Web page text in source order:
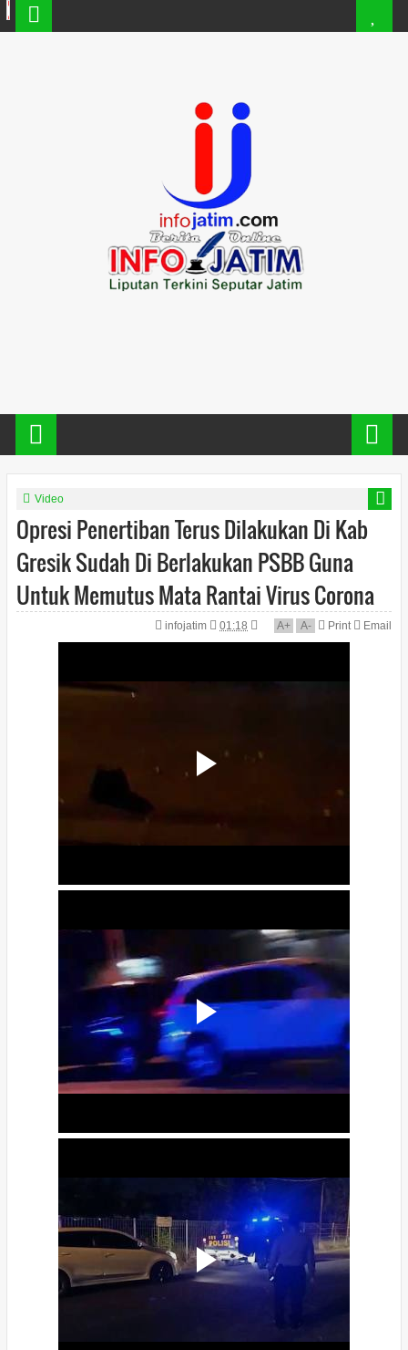
Video
Opresi Penertiban Terus Dilakukan Di Kab
Gresik Sudah Di Berlakukan PSBB Guna
Untuk Memutus Mata Rantai Virus Corona
infojatim 01:18 A+ A- Print Email